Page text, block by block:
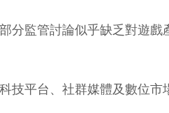
分監管討論似乎缺乏對遊
技平台、社群媒體及數位